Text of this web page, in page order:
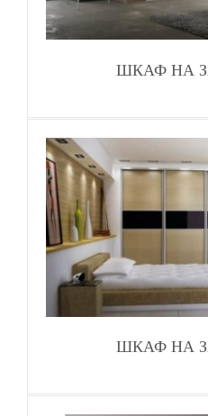
ШКАФ НА
ШКАФ НА